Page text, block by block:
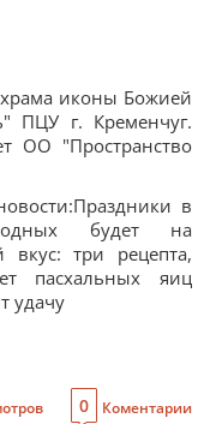
храма иконы Божией
ПЦУ г. Кременчуг.
ОО "Пространство
в
будет на
вкус: три рецепта,
пасхальных яиц
удачу
0 Коментарии